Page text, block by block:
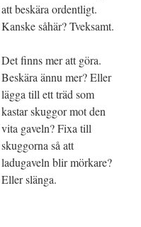
att beskära ordentligt.
Kanske såhär? Tveksamt.
Det finns mer att göra.
Beskära ännu mer? Eller
lägga till ett träd som
kastar skuggor mot den
vita gaveln? Fixa till
skuggorna så att
ladugaveln blir mörkare?
Eller slänga.